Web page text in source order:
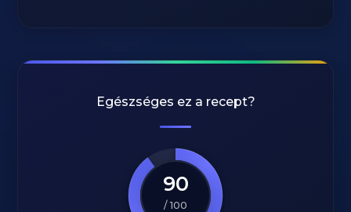
Egészséges ez a recept?
90
/ 100